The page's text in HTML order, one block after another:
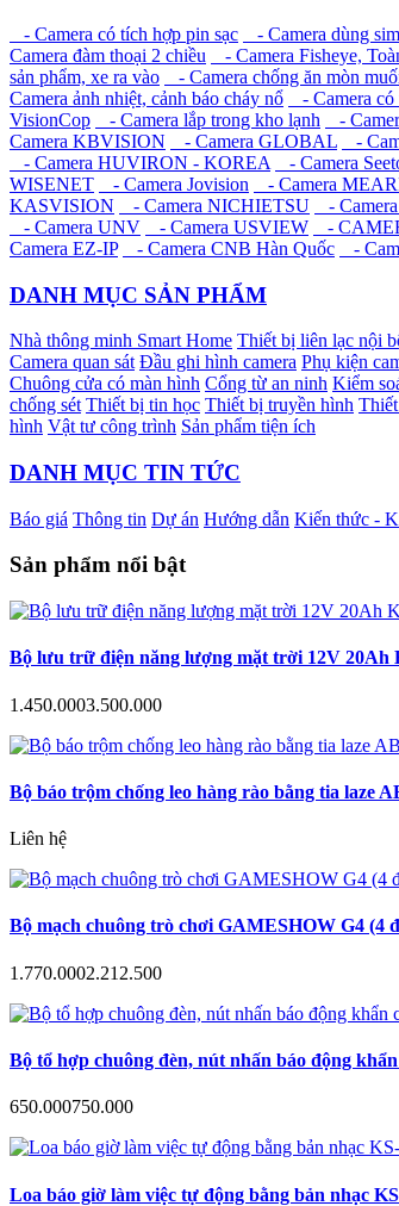
- Camera có tích hợp pin sạc - Camera dùng
Camera đàm thoại 2 chiều
- Camera Fisheye,
sản phẩm, xe ra vào
- Camera chống ăn mòn
Camera ảnh nhiệt, cảnh báo cháy nổ
- Camera có
VisionCop
- Camera lắp trong kho lạnh -
Camera KBVISION
- Camera GLOBAL -
- Camera HUVIRON - KOREA
- Camera
WISENET
- Camera Jovision - Camera
KASVISION
- Camera NICHIETSU -
- Camera UNV
- Camera USVIEW -
Camera EZ-IP
- Camera CNB Hàn Quốc -
DANH MỤC SẢN PHẨM
Nhà thông minh Smart Home Thiết bị liên lạc nội
Camera quan sát Đầu ghi hình camera Phụ kiện
Chuông cửa có màn hình Cổng từ an ninh Kiểm
chống sét Thiết bị tin học Thiết bị truyền hình
hình Vật tư công trình Sản phẩm tiện ích
DANH MỤC TIN TỨC
Báo giá Thông tin Dự án Hướng dẫn Kiến thức -
Sản phẩm nổi bật
Bộ lưu trữ điện năng lượng mặt trời 12V 20Ah
1.450.0003.500.000
Bộ báo trộm chống leo hàng rào bằng tia laze
Liên hệ
Bộ mạch chuông trò chơi GAMESHOW G4 (4
1.770.0002.212.500
Bộ tổ hợp chuông đèn, nút nhấn báo động
650.000750.000
Loa báo giờ làm việc tự động bằng bản nhạc